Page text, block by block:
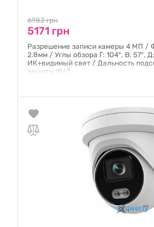
6982 грн
5171 грн
Разрешение записи камеры 4 МП /
2.8мм / Углы обзора Г: 104°, В: 57°,
ИК+видимый свет / Дальность
защиты IP67